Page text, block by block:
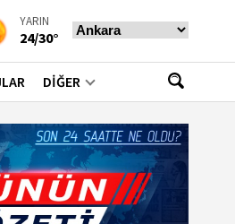
YARIN
24/30°
DİĞER